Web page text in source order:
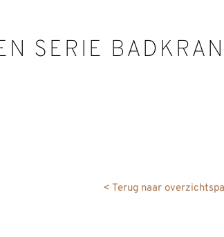
SERIE
< Terug naar